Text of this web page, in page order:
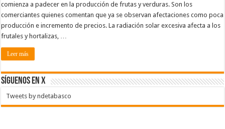
comienza a padecer en la producción de frutas y verduras. Son los
comerciantes quienes comentan que ya se observan afectaciones como poca
producción e incremento de precios. La radiación solar excesiva afecta a los
frutales y hortalizas, …
Leer más
SÍGUENOS EN X
Tweets by ndetabasco